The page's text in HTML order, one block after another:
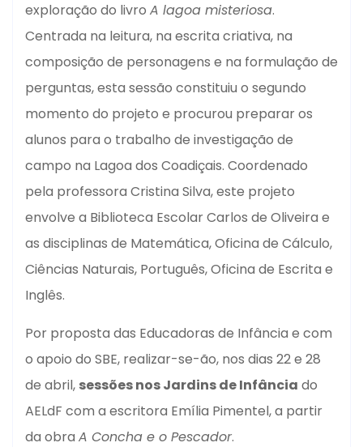
exploração do livro A lagoa misteriosa.
Centrada na leitura, na escrita criativa, na
composição de personagens e na formulação de
perguntas, esta sessão constituiu o segundo
momento do projeto e procurou preparar os
alunos para o trabalho de investigação de
campo na Lagoa dos Coadiçais. Coordenado
pela professora Cristina Silva, este projeto
envolve a Biblioteca Escolar Carlos de Oliveira e
as disciplinas de Matemática, Oficina de Cálculo,
Ciências Naturais, Português, Oficina de Escrita e
Inglês.
Por proposta das Educadoras de Infância e com
o apoio do SBE, realizar-se-ão, nos dias 22 e 28
de abril, sessões nos Jardins de Infância do
AELdF com a escritora Emília Pimentel, a partir
da obra A Concha e o Pescador.